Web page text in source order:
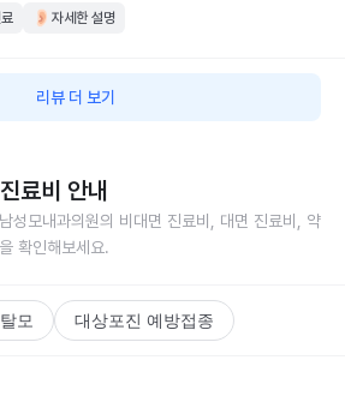
자세한 설명
리뷰 더 보기
진료비 안내
성모내과의원의 비대면 진료비, 대면 진료비, 약
확인해보세요.
탈모 대상포진 예방접종